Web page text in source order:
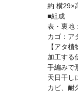
約 横29×
■組成
表・裏地
カゴ：ア
【アタ
加工する
手編みで
天日干し
カビ、耐